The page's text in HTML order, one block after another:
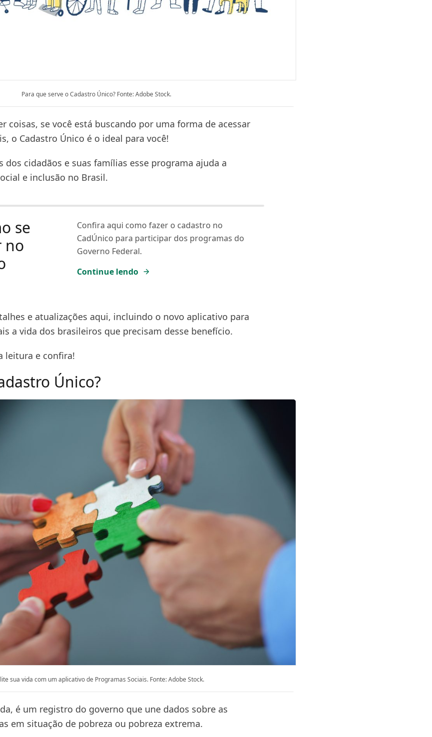
Para que serve o Cadastro Único? Fonte: Adobe Stock.
coisas, se você está buscando por uma forma de acessar
o Cadastro Único é o ideal para você!
dos cidadãos e suas famílias esse programa ajuda a
e inclusão no Brasil.
se
no
Confira aqui como fazer o cadastro no
CadÚnico para participar dos programas do
Governo Federal.
Continue lendo
e atualizações aqui, incluindo o novo aplicativo para
a vida dos brasileiros que precisam desse benefício.
leitura e confira!
Único?
sua vida com um aplicativo de Programas Sociais. Fonte: Adobe Stock.
é um registro do governo que une dados sobre as
em situação de pobreza ou pobreza extrema.